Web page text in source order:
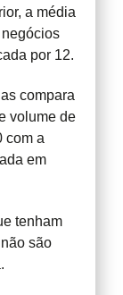
a média
por 12.
compara
volume de
com a
em
tenham
são